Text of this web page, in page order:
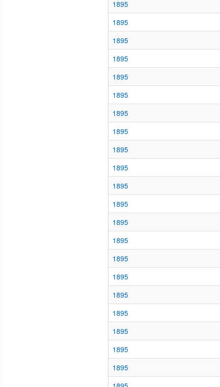
1895
1895
1895
1895
1895
1895
1895
1895
1895
1895
1895
1895
1895
1895
1895
1895
1895
1895
1895
1895
1895